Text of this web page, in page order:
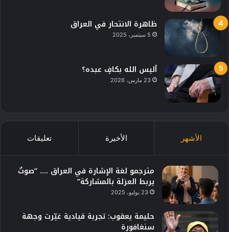
ظاهرة الانتحار في العراق
5 سبتمبر، 2025
أليس الله بكافٍ عبده؟
23 مارس، 2026
الأشهر الأخيرة تعليقات
مترجمو لغة الإشارة في العراق …. “صوتٌ
يربط العزلة بالمشاركة”
23 يوليو، 2025
حليمة يعقوب: تجربة قيادية غيّرت وجهة
سنغافورة